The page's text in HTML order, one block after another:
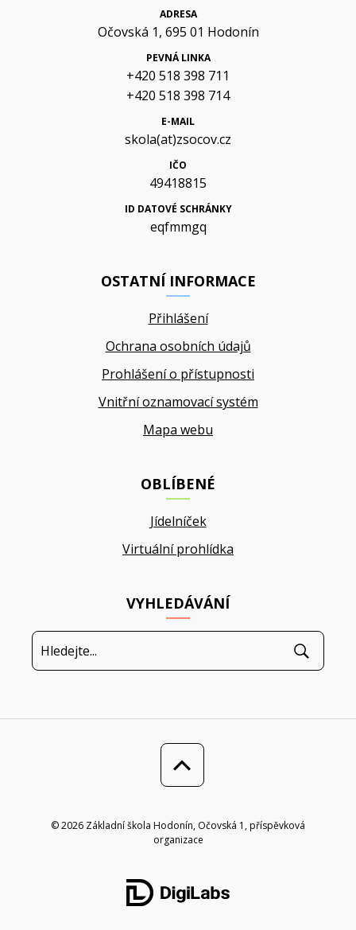
ADRESA
Očovská 1, 695 01 Hodonín
PEVNÁ LINKA
+420 518 398 711
+420 518 398 714
E-MAIL
skola(at)zsocov.cz
IČO
49418815
ID DATOVÉ SCHRÁNKY
eqfmmgq
OSTATNÍ INFORMACE
Přihlášení
Ochrana osobních údajů
Prohlášení o přístupnosti
Vnitřní oznamovací systém
Mapa webu
OBLÍBENÉ
Jídelníček
Virtuální prohlídka
VYHLEDÁVÁNÍ
© 2026 Základní škola Hodonín, Očovská 1, příspěvková
organizace